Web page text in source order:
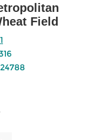
Field